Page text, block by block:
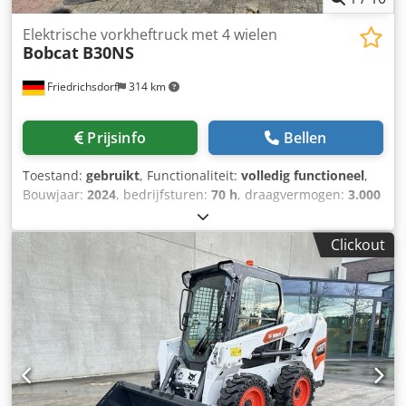
Friedrichsdorf 314 km
Elektrische vorkheftruck met 4 wielen
Bobcat B30NS
Prijsinfo Bellen
Toestand: gebruikt, Functionaliteit: volledig functioneel,
Bouwjaar: 2024, bedrijfsturen: 70 h, draagvermogen: 3.000
, vrije hefhoogte:
brandstoftype:elektrisch, masttype:triplex, bouwhoogte:
, vermogen: 16 kW (21,75 pk)
vorkenbordbreedte:
1.116 mm, vorklengte:1.200 mm,
leeggewicht:
4.850 kg , totale lengte:2.520 mm,
aandrijftype:
Elektro , bouwbreedte:1.244 mm, Elektrische
4-wiel vorkheftruck Lastzwaartepunt: 500 mm Vorkbreedte:
122 mm Vorkdikte: 45 mm ISO-klasse: ISO klasse 3 = 2.500 -
4.999 kg Masttype: Triplex Snelheidsklasse: 15 Staat: Zo
goed als nieuw Technische staat: Zeer goed Voorbanden
Clickout